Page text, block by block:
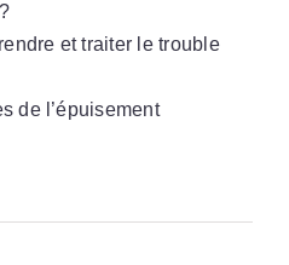
et traiter le trouble
de l’épuisement